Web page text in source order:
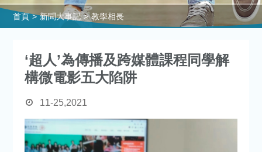
首頁 > 新聞大事記 > 教學相長
‘超人’為傳播及跨媒體課程同學解
構微電影五大陷阱
11-25,2021